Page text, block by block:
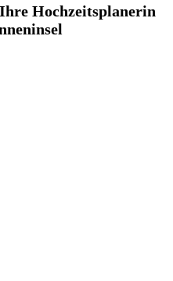
Hochzeitsplanerin